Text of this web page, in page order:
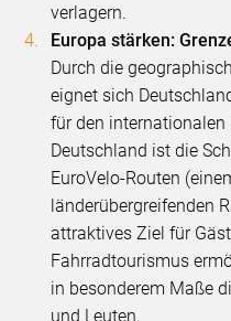
verlagern.
Europa stärken:
Durch die
eignet sich
für den
Deutschland ist die
EuroVelo-Routen
länderübergreifenden
attraktives Ziel für
Fahrradtourismus
in besonderem Maße
und Leuten.